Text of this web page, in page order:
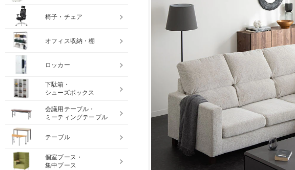
椅子・チェア
オフィス収納・棚
ロッカー
下駄箱・
シューズボックス
会議用テーブル・
ミーティングテーブル
テーブル
個室ブース・
集中ブース